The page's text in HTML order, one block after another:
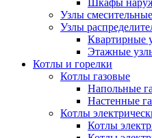
Шкафы
Узлы смесительные
Узлы
Квартирные
Этажные
Котлы и горелки
Котлы газовые
Напольные
Настенные
Котлы
Котлы